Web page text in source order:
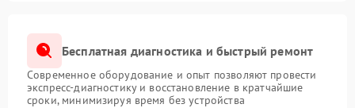
Бесплатная диагностика и быстрый ремонт
Современное оборудование и опыт позволяют провести
экспресс-диагностику и восстановление в кратчайшие
сроки, минимизируя время без устройства